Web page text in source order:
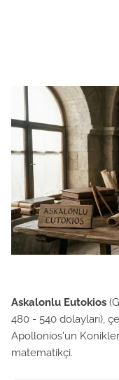
Askalonlu Eutokios
480 - 540 dolayları),
Apollonios'un
matematikçi.